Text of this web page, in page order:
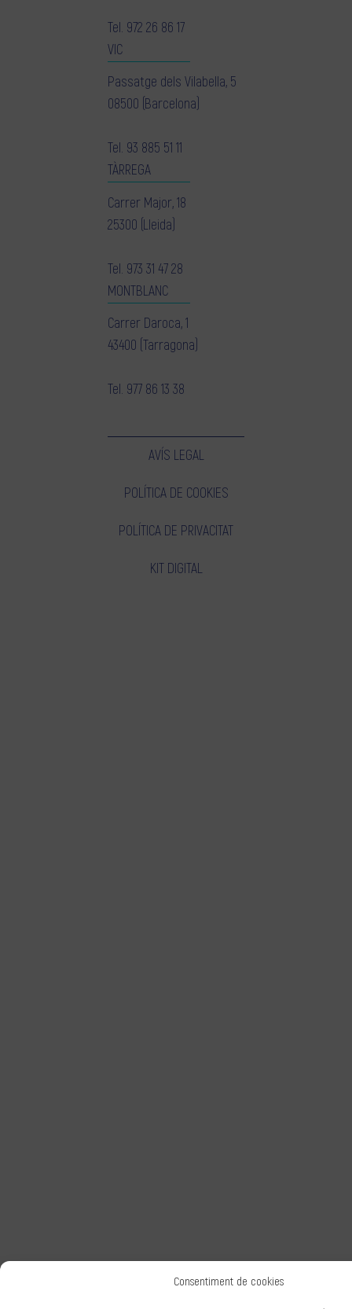
Consentiment de cookies
Tel. 972 26 86 17
VIC
Passatge dels Vilabella, 5
08500 (Barcelona)
Tel. 93 885 51 11
TÀRREGA
Carrer Major, 18
25300 (Lleida)
Tel. 973 31 47 28
MONTBLANC
Carrer Daroca, 1
43400 (Tarragona)
Tel. 977 86 13 38
AVÍS LEGAL
POLÍTICA DE COOKIES
POLÍTICA DE PRIVACITAT
KIT DIGITAL